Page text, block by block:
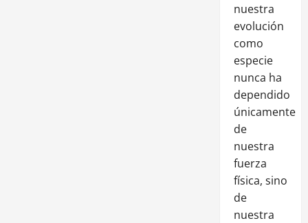
nuestra
evolución
como
especie
nunca ha
dependido
únicamente
de
nuestra
fuerza
física, sino
de
nuestra